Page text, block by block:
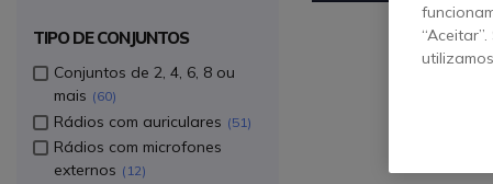
TIPO DE CONJUNTOS
Conjuntos de 2, 4, 6, 8 ou
mais
60
Rádios com auriculares 51
Rádios com microfones
externos
12